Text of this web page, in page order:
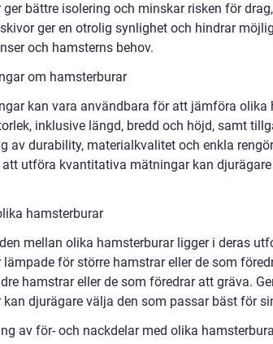
ger bättre isolering och minskar risken för
ger en otrolig synlighet och hindrar
och hamsterns behov.
om hamsterburar
kan vara användbara för att jämföra olika
inklusive längd, bredd och höjd, samt
av durability, materialkvalitet och enkla
att utföra kvantitativa mätningar kan
hamsterburar
mellan olika hamsterburar ligger i deras
lämpade för större hamstrar eller de som
hamstrar eller de som föredrar att gräva.
djurägare välja den som passar bäst för
av för- och nackdelar med olika